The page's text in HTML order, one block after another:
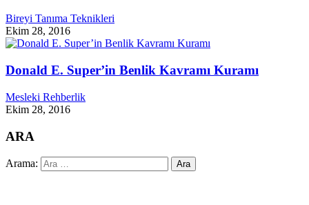
Bireyi Tanıma Teknikleri
Ekim 28, 2016
Donald E. Super’in Benlik Kavramı Kuramı
Mesleki Rehberlik
Ekim 28, 2016
ARA
Arama: